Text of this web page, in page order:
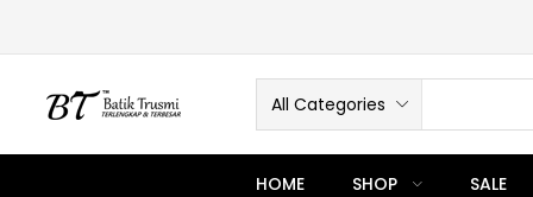
All Categories
HOME SHOP SALE